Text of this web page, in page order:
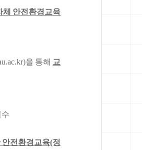
체 안전환경교육
을 통해 교
수
안전환경교육(정